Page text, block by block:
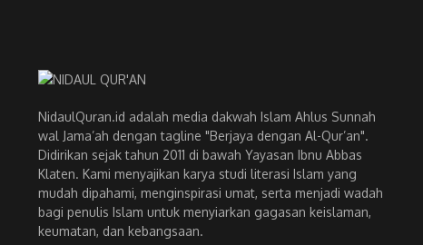
NidaulQuran.id adalah media dakwah Islam Ahlus Sunnah
wal Jama’ah dengan tagline "Berjaya dengan Al-Qur’an".
Didirikan sejak tahun 2011 di bawah Yayasan Ibnu Abbas
Klaten. Kami menyajikan karya studi literasi Islam yang
mudah dipahami, menginspirasi umat, serta menjadi wadah
bagi penulis Islam untuk menyiarkan gagasan keislaman,
keumatan, dan kebangsaan.